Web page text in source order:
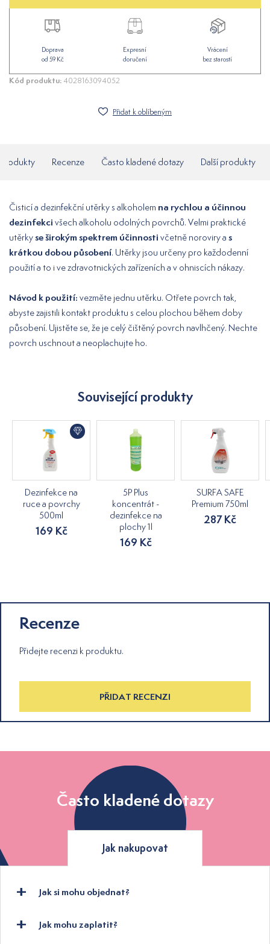
Doprava
od 59 Kč
Expresní
doručení
Vrácení
bez starostí
Kód produktu: 4028163094052
Přidat k oblíbeným
Recenze Často kladené dotazy Další produkty
Čisticí a dezinfekční utěrky s alkoholem na rychlou a účinnou
dezinfekci všech alkoholu odolných povrchů. Velmi praktické
utěrkyse širokým spektrem účinnosti včetně noroviry a s
krátkou dobou působení. Utěrky jsou určeny pro každodenní
použití a to i ve zdravotnických zařízeních a v ohniscích nákazy.
Návod k použití: vezměte jednu utěrku. Otřete povrch tak,
abyste zajistili kontakt produktu s celou plochou během doby
působení. Ujistěte se, že je celý čištěný povrch navlhčený. Nechte
povrch uschnout a neoplachujte ho.
Související produkty
Dezinfekce na
ruce a povrchy
500ml
169 Kč
5P Plus
koncentrát -
dezinfekce na
plochy 1l
169 Kč
SURFA SAFE
Premium 750ml
287 Kč
Recenze
Přidejte recenzi k produktu.
PŘIDAT RECENZI
Často kladené dotazy
Jak nakupovat
Jak si mohu objednat?
Jak mohu zaplatit?